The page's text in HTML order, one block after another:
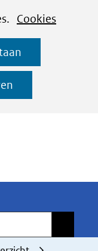
Cookies